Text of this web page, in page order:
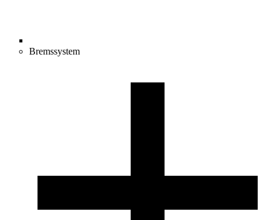
Bremssystem